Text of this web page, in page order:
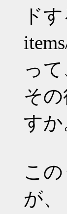
ド
って
そ
すか
こ
が、